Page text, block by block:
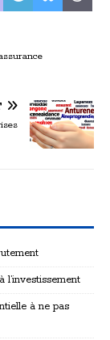
à ne pas